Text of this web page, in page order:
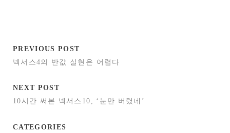
PREVIOUS POST
넥서스4의 반값 실현은 어렵다
NEXT POST
10시간 써본 넥서스10, ‘눈만 버렸네’
CATEGORIES